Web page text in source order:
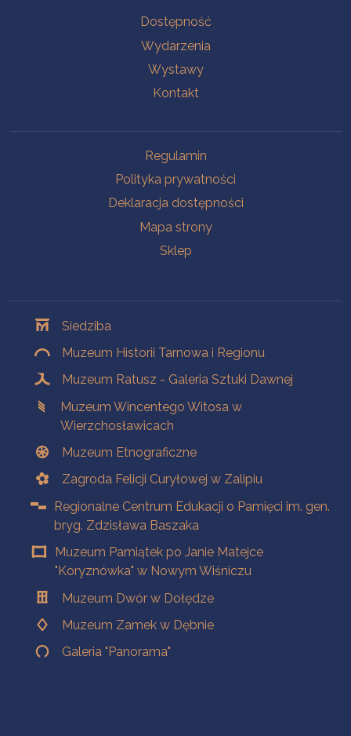
Dostępność
Wydarzenia
Wystawy
Kontakt
Regulamin
Polityka prywatności
Deklaracja dostępności
Mapa strony
Sklep
Siedziba
Muzeum Historii Tarnowa i Regionu
Muzeum Ratusz - Galeria Sztuki Dawnej
Muzeum Wincentego Witosa w
Wierzchosławicach
Muzeum Etnograficzne
Zagroda Felicji Curyłowej w Zalipiu
Regionalne Centrum Edukacji o Pamięci im. gen.
bryg. Zdzisława Baszaka
Muzeum Pamiątek po Janie Matejce
"Koryznówka" w Nowym Wiśniczu
Muzeum Dwór w Dołędze
Muzeum Zamek w Dębnie
Galeria "Panorama"